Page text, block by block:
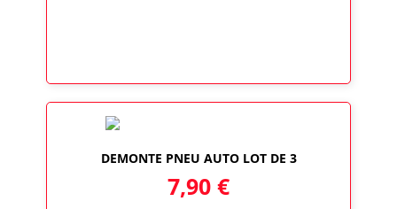
DEMONTE PNEU AUTO LOT DE 3
7,90 €